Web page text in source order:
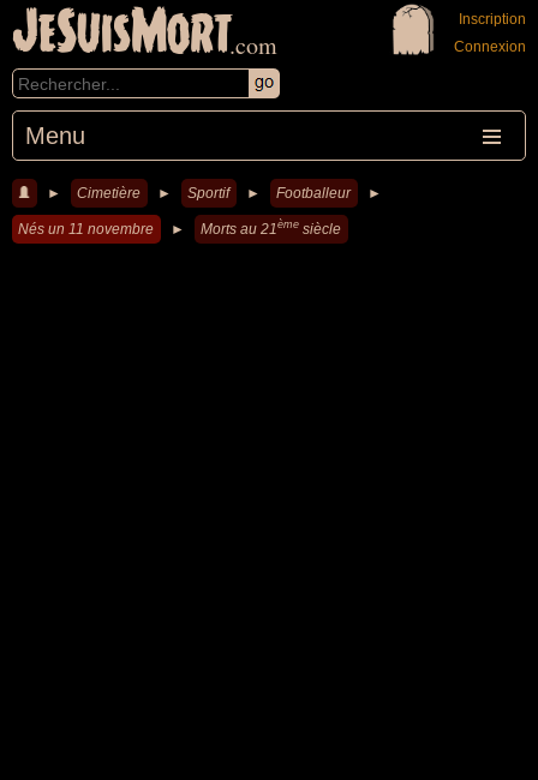
JeSuisMort.com
Menu
Inscription
Connexion
► Cimetière ► Sportif ► Footballeur ►
Nés un 11 novembre ► Morts au 21ème siècle